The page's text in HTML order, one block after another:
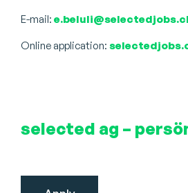
E-mail:
Online application:
selected ag –